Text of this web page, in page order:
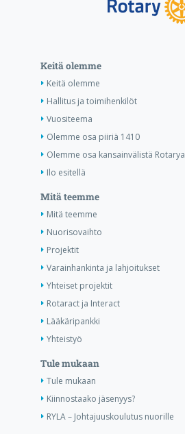
Keitä olemme
Keitä olemme
Hallitus ja toimihenkilöt
Vuositeema
Olemme osa piiriä 1410
Olemme osa kansainvälistä Rotarya
Ilo esitellä
Mitä teemme
Mitä teemme
Nuorisovaihto
Projektit
Varainhankinta ja lahjoitukset
Yhteiset projektit
Rotaract ja Interact
Lääkäripankki
Yhteistyö
Tule mukaan
Tule mukaan
Kiinnostaako jäsenyys?
RYLA – Johtajuuskoulutus nuorille